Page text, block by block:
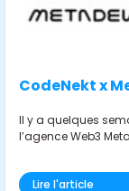
CodeNekt x
Il y a quelques
l’agence Web3
Lire l'article